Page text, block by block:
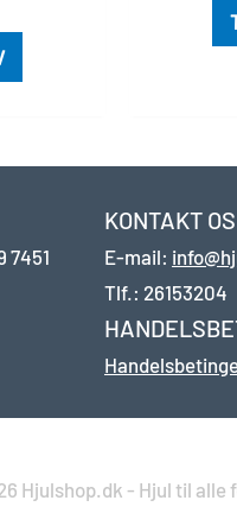
7451
KONTAKT OS
E-mail:
Tlf.: 26153204
Hjulshop.dk - Hjul til alle